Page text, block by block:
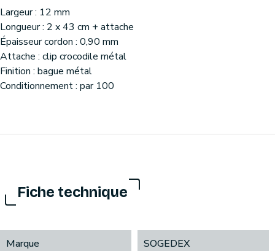
Largeur : 12 mm
Longueur : 2 x 43 cm + attache
Épaisseur cordon : 0,90 mm
Attache : clip crocodile métal
Finition : bague métal
Conditionnement : par 100
Fiche technique
Marque SOGEDEX